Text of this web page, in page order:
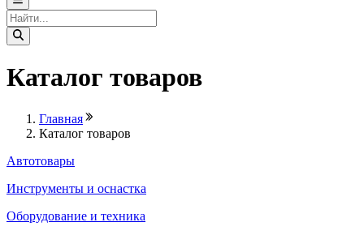
Каталог товаров
Главная
Каталог товаров
Автотовары
Инструменты и оснастка
Оборудование и техника